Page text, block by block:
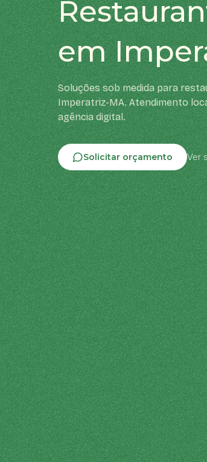
em
Soluções sob medida para
Imperatriz-MA. Atendimento
agência digital.
Solicitar orçamento Ver